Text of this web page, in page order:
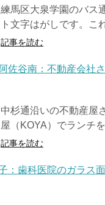
練馬区大泉学園のバス
ト文字はがしです。こ
記事を読む
中杉通沿いの不動産屋
屋（KOYA）でランチ
記事を読む